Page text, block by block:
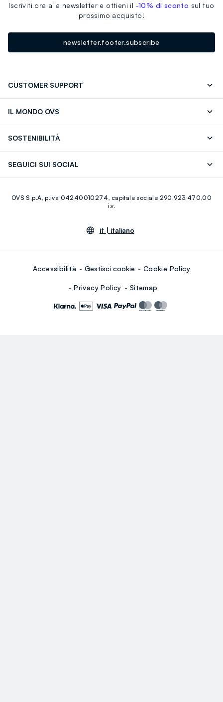
Iscriviti ora alla newsletter e ottieni il -10% di sconto sul tuo
prossimo acquisto!
newsletter.footer.subscribe
CUSTOMER SUPPORT
IL MONDO OVS
Giftcard
SOSTENIBILITÀ
SEGUICI SUI SOCIAL
Youtube Linkedin
OVS S.p.A, p.iva 04240010274, capitale sociale 290.923.470,00
i.v.
it | italiano
Accessibilità Gestisci cookie Cookie Policy
Privacy Policy Sitemap